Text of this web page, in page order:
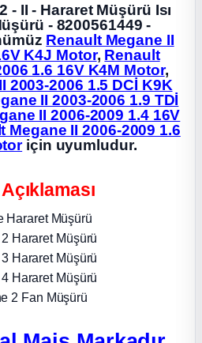
- II - Hararet Müşürü Isı
- 8200561449 -
Renault Megane II
K4J Motor, Renault
1.6 16V K4M Motor,
2003-2006 1.5 DCİ K9K
II 2003-2006 1.9 TDİ
II 2006-2009 1.4 16V
Megane II 2006-2009 1.6
için uyumludur.
Hararet Müşürü
Hararet Müşürü
Hararet Müşürü
Hararet Müşürü
2 Fan Müşürü